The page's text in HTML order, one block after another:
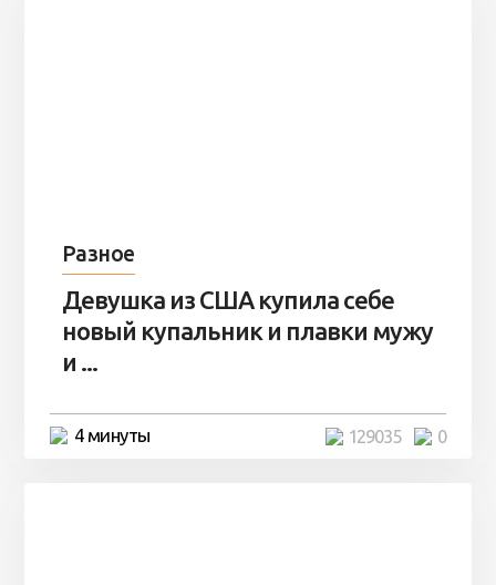
Разное
Девушка из США купила себе
новый купальник и плавки мужу
и ...
4 минуты 0
129035